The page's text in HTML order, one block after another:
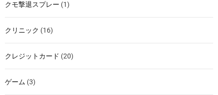
クモ撃退スプレー (1)
クリニック (16)
クレジットカード (20)
ゲーム (3)